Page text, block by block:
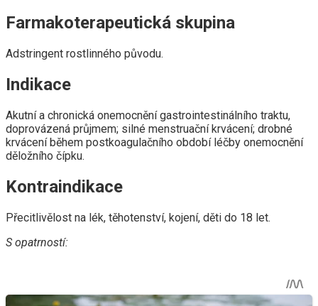
Farmakoterapeutická skupina
Adstringent rostlinného původu.
Indikace
Akutní a chronická onemocnění gastrointestinálního traktu,
doprovázená průjmem; silné menstruační krvácení; drobné
krvácení během postkoagulačního období léčby onemocnění
děložního čípku.
Kontraindikace
Přecitlivělost na lék, těhotenství, kojení, děti do 18 let.
S opatrností: